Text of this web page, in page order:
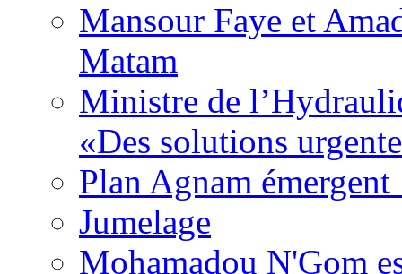
Mansour Faye et
Matam
Ministre de
«Des solutions
Plan Agnam
Jumelage
Mohamadou N'Gom